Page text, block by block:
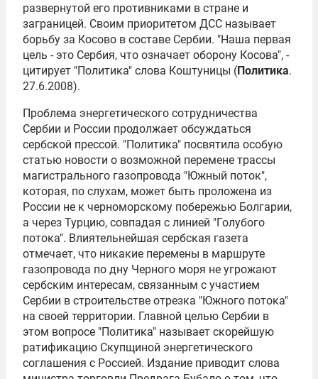
развернутой его противниками в стране и
заграницей. Своим приоритетом ДСС называет
борьбу за Косово в составе Сербии. "Наша первая
цель - это Сербия, что означает оборону Косова", -
цитирует "Политика" слова Коштуницы (Политика.
27.6.2008).
Проблема энергетического сотрудничества
Сербии и России продолжает обсуждаться
сербской прессой. "Политика" посвятила особую
статью новости о возможной перемене трассы
магистрального газопровода "Южный поток",
которая, по слухам, может быть проложена из
России не к черноморскому побережью Болгарии,
а через Турцию, совпадая с линией "Голубого
потока". Влиятельнейшая сербская газета
отмечает, что никакие перемены в маршруте
газопровода по дну Черного моря не угрожают
сербским интересам, связанным с участием
Сербии в строительстве отрезка "Южного потока"
на своей территории. Главной целью Сербии в
этом вопросе "Политика" называет скорейшую
ратификацию Скупщиной энергетического
соглашения с Россией. Издание приводит слова